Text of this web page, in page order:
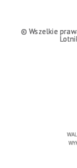
© Wszelkie